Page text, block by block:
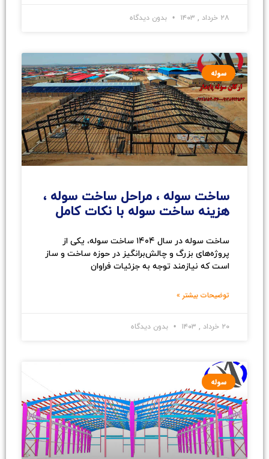
۲۸ خرداد , ۱۴۰۳ بدون دیدگاه
سوله
ساخت سوله ، مراحل ساخت سوله ،
هزینه ساخت سوله با نکات کامل
ساخت سوله در سال ۱۴۰۴ ساخت سوله، یکی از
پروژه‌های بزرگ و چالش‌برانگیز در حوزه ساخت و ساز
است که نیازمند توجه به جزئیات فراوان
توضیحات بیشتر »
۲۰ خرداد , ۱۴۰۳ بدون دیدگاه
سوله